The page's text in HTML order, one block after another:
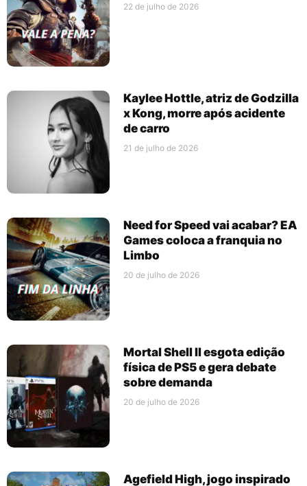
22 de julho de 2026
Kaylee Hottle, atriz de Godzilla
x Kong, morre após acidente
de carro
21 de julho de 2026
Need for Speed vai acabar? EA
Games coloca a franquia no
Limbo
20 de julho de 2026
Mortal Shell II esgota edição
física de PS5 e gera debate
sobre demanda
20 de julho de 2026
Agefield High, jogo inspirado